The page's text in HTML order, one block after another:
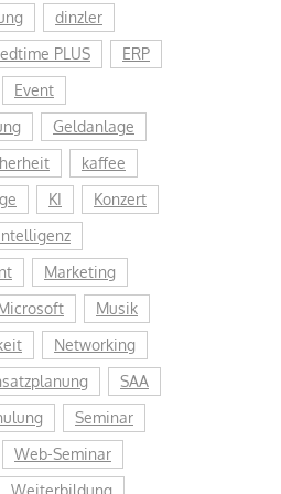
dinzler
edtime PLUS
ERP
Event
Geldanlage
kaffee
KI
Konzert
Marketing
Musik
Networking
SAA
Seminar
Web-Seminar
Weiterbildung